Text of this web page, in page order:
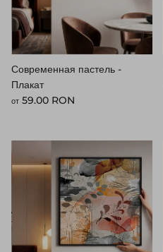
Современная пастель -
Плакат
Стандартная цена
от 59.00 RON